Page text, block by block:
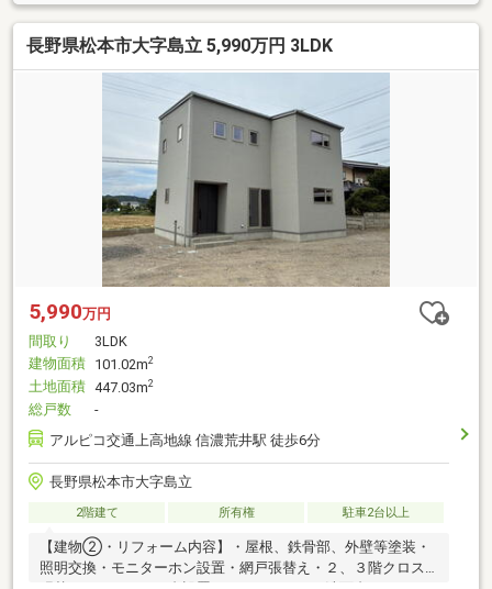
長野県松本市大字島立 5,990万円 3LDK
5,990万円
間取り
3LDK
建物面積 101.02m2
土地面積 447.03m2
総戸数
-
アルピコ交通上高地線 信濃荒井駅 徒歩6分
長野県松本市大字島立
2階建て 所有権 駐車2台以上
【建物②・リフォーム内容】・屋根、鉄骨部、外壁等塗装・
照明交換・モニターホン設置・網戸張替え・２、３階クロス